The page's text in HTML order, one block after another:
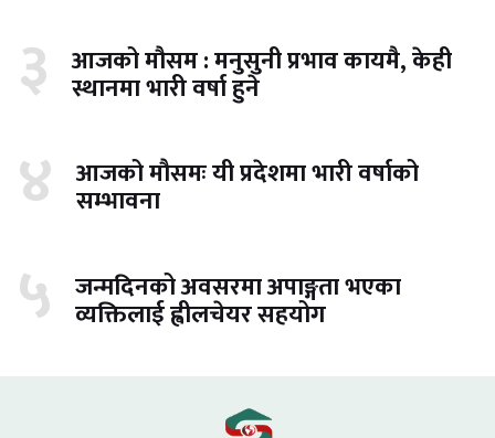
३ आजको मौसम : मनुसुनी प्रभाव कायमै, केही
स्थानमा भारी वर्षा हुने
४ आजको मौसमः यी प्रदेशमा भारी वर्षाको
सम्भावना
५ जन्मदिनको अवसरमा अपाङ्गता भएका
व्यक्तिलाई ह्वीलचेयर सहयोग